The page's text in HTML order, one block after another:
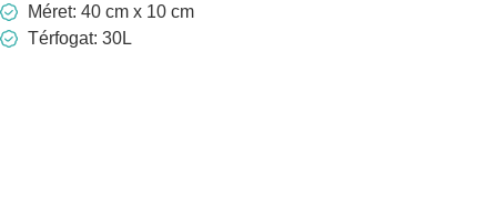
Méret: 40 cm x 10 cm
Térfogat: 30L